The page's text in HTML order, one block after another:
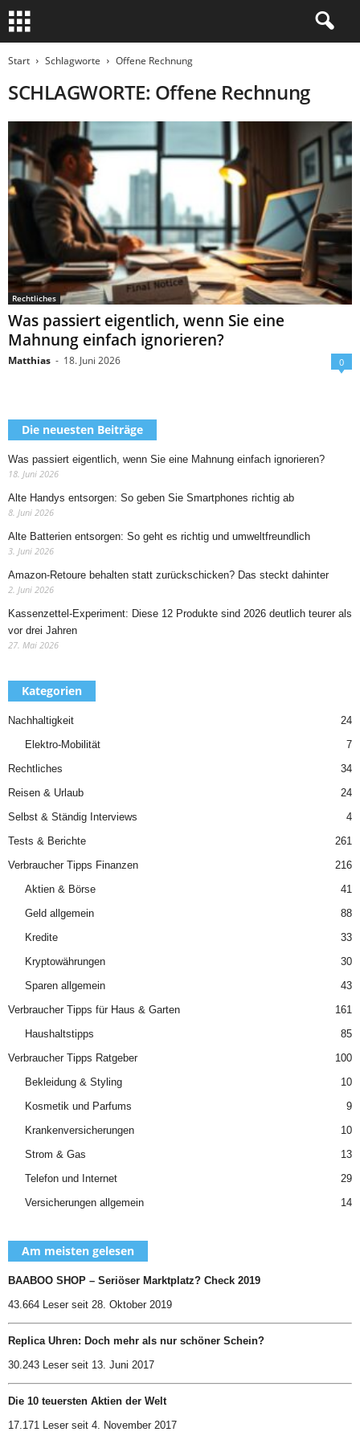
Start Schlagworte Offene Rechnung
SCHLAGWORTE: Offene Rechnung
Rechtliches
Was passiert eigentlich, wenn Sie eine
Mahnung einfach ignorieren?
Matthias - 18. Juni 2026 0
Die neuesten Beiträge
Was passiert eigentlich, wenn Sie eine Mahnung einfach ignorieren?
18. Juni 2026
Alte Handys entsorgen: So geben Sie Smartphones richtig ab
8. Juni 2026
Alte Batterien entsorgen: So geht es richtig und umweltfreundlich
3. Juni 2026
Amazon-Retoure behalten statt zurückschicken? Das steckt dahinter
2. Juni 2026
Kassenzettel-Experiment: Diese 12 Produkte sind 2026 deutlich teurer als
vor drei Jahren
27. Mai 2026
Kategorien
Nachhaltigkeit
24
Elektro-Mobilität
7
Rechtliches
34
Reisen & Urlaub
24
Selbst & Ständig Interviews
4
Tests & Berichte
261
Verbraucher Tipps Finanzen
216
Aktien & Börse
41
Geld allgemein
88
Kredite
33
Kryptowährungen
30
Sparen allgemein
43
Verbraucher Tipps für Haus & Garten
161
Haushaltstipps
85
Verbraucher Tipps Ratgeber
100
Bekleidung & Styling
10
Kosmetik und Parfums
9
Krankenversicherungen
10
Strom & Gas
13
Telefon und Internet
29
Versicherungen allgemein
14
Am meisten gelesen
BAABOO SHOP – Seriöser Marktplatz? Check 2019
43.664 Leser seit 28. Oktober 2019
Replica Uhren: Doch mehr als nur schöner Schein?
30.243 Leser seit 13. Juni 2017
Die 10 teuersten Aktien der Welt
17.171 Leser seit 4. November 2017